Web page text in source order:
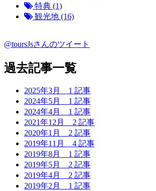
特典 (1)
観光地 (16)
@toursJsさんのツイート
過去記事一覧
2025年3月 1 記事
2024年5月 1 記事
2024年4月 1 記事
2021年12月 2 記事
2020年1月 2 記事
2019年11月 4 記事
2019年8月 1 記事
2019年5月 2 記事
2019年4月 2 記事
2019年2月 1 記事